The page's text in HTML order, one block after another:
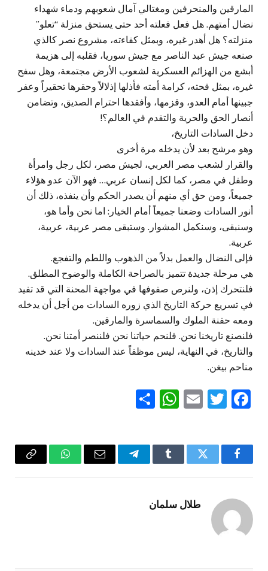
المارقين والمنحرفين ومغتالي آمال شعوبهم ودماء شهداء
نضال أمتهم. هل فعل فعلته أحد حتى يستحق منزلة “تعلو”
منزلته؟ هل أهدر غيره، وبمثل كفاءته، مشروع نصر كالذي
صنعه جيش عبد الناصر مع جيش سوريا، فقلبه إلى هزيمة
أبشع من الهزائم العسكرية لشعوب الأرض مجتمعة، وهل سفح
غيره، بمثل قحته، كرامة أمته فأذلها إذلالاً وحقرها تحقيراً وعفر
جبينها أمام العدو، وقزمها، وأفقدها احترام الصديق، وتضامن
أنصار الحق والحرية والتقدم في العالم؟!
دخل السادات التاريخ،
وهو مرشح بعد لأن يدخله مرة أخرى
والقرار لشعب مصر العربي، لجيش مصر، لكل رجل وامرأة
وطفل في مصر، كما لكل إنسان عربي… فهو الآن عدو هؤلاء
جميعاً، ومن حق أي منهم أن يصدر الحكم وأن ينفذه، ذلك أن
أنور السادات وضعنا جميعاً أمام الخيار: اما نحن وأما هو،
وسنبقى، وسنكمل المشوار. وستبقى مصر عربية، عربية،
عربية.
فإلى النضال والعمل بدلاً من الذهوب واللطم والتفجع.
هي مرحلة جديدة تتميز بالصراحة الكاملة والوضوح المطلق.
فلنتحرك إذن، ولنرص صفوفها في مواجهة المحنة التي قد تفيد
في تسريع حركة التاريخ الذي زوره السادات من أجل أن يدخله
ومعه حفنة الملوك والسماسرة والمارقين.
فلنصنع تاريخنا نحن. فلنحم حياتنا نحن فلننصر أمتنا نحن.
والتاريخ، في النهاية، ليس موظفاً عند السادات ولا عند خدينه
مناحم بيغن.
Facebook
Twitter
Email
WhatsApp
فيسبوكتويتر Tumblr تيلقرام البريد
واتسابCopy
طلال سلمان